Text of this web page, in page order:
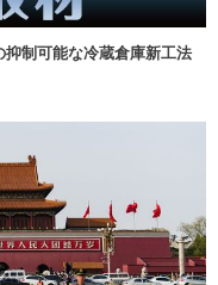
抑制可能な冷蔵倉庫新工法